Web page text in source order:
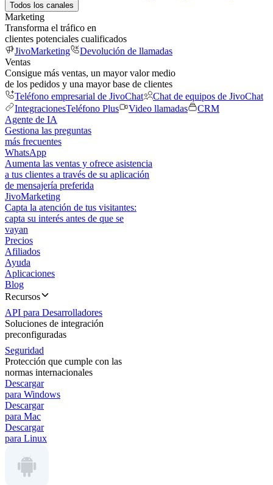
Todos los canales
Marketing
Transforma el tráfico en
clientes potenciales cualificados
JivoMarketing
Devolución de llamadas
Ventas
Consigue más ventas, un mayor valor medio
de los pedidos y una mayor base de clientes
Teléfono empresarial de JivoChat
Chat de equipos de JivoChat
IntegracionesTeléfono Plus Video llamadas
CRM
Agente de IA
Gestiona las preguntas
más frecuentes
WhatsApp
Aumenta las ventas y ofrece asistencia
a tus clientes a través de su aplicación
de mensajería preferida
JivoMarketing
Capta la atención de tus visitantes:
capta su interés antes de que se
vayan
Precios
Afiliados
Ayuda
Aplicaciones
Blog
Recursos
API para Desarrolladores
Soluciones de integración
preconfiguradas
Seguridad
Protección que cumple con las
normas internacionales
Descargar
para Windows
Descargar
para Mac
Descargar
para Linux